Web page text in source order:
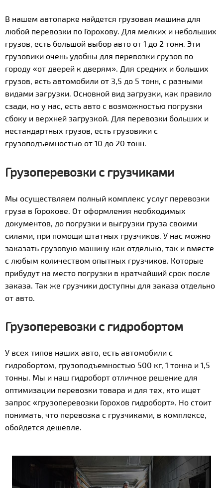
В нашем автопарке найдется грузовая машина для
любой перевозки по Горохову. Для мелких и небольших
грузов, есть большой выбор авто от 1 до 2 тонн. Эти
грузовики очень удобны для перевозки грузов по
городу «от дверей к дверям». Для средних и больших
грузов, есть автомобили от 3,5 до 5 тонн, с разными
видами загрузки. Основной вид загрузки, как правило
сзади, но у нас, есть авто с возможностью погрузки
сбоку и верхней загрузкой. Для перевозки больших и
нестандартных грузов, есть грузовики с
грузоподъемностью от 10 до 20 тонн.
Грузоперевозки с грузчиками
Мы осуществляем полный комплекс услуг перевозки
груза в Горохове. От оформления необходимых
документов, до погрузки и выгрузки груза своими
силами, при помощи штатных грузчиков. У нас можно
заказать грузовую машину как отдельно, так и вместе
с любым количеством опытных грузчиков. Которые
прибудут на место погрузки в кратчайший срок после
заказа. Так же грузчики доступны для заказа отдельно
от авто.
Грузоперевозки с гидробортом
У всех типов наших авто, есть автомобили с
гидробортом, грузоподъемностью 500 кг, 1 тонна и 1,5
тонны. Мы и наш гидроборт отличное решение для
оптимизации перевозки товара и для тех, кто ищет
запрос «грузоперевозки Горохов гидроборт». Но стоит
понимать, что перевозка с грузчиками, в комплексе,
обойдется дешевле.